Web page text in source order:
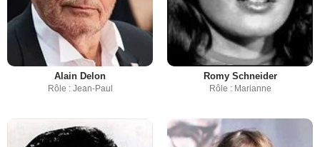
Alain Delon
Rôle : Jean-Paul
Romy Schneider
Rôle : Marianne